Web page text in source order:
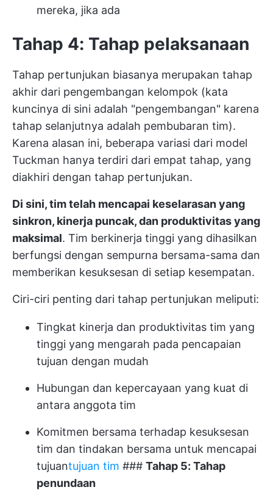
mereka, jika ada
Tahap 4: Tahap pelaksanaan
Tahap pertunjukan biasanya merupakan tahap
akhir dari pengembangan kelompok (kata
kuncinya di sini adalah "pengembangan" karena
tahap selanjutnya adalah pembubaran tim).
Karena alasan ini, beberapa variasi dari model
Tuckman hanya terdiri dari empat tahap, yang
diakhiri dengan tahap pertunjukan.
Di sini, tim telah mencapai keselarasan yang
sinkron, kinerja puncak, dan produktivitas yang
maksimal. Tim berkinerja tinggi yang dihasilkan
berfungsi dengan sempurna bersama-sama dan
memberikan kesuksesan di setiap kesempatan.
Ciri-ciri penting dari tahap pertunjukan meliputi:
Tingkat kinerja dan produktivitas tim yang
tinggi yang mengarah pada pencapaian
tujuan dengan mudah
Hubungan dan kepercayaan yang kuat di
antara anggota tim
Komitmen bersama terhadap kesuksesan
tim dan tindakan bersama untuk mencapai
tujuantujuan tim ### Tahap 5: Tahap
penundaan